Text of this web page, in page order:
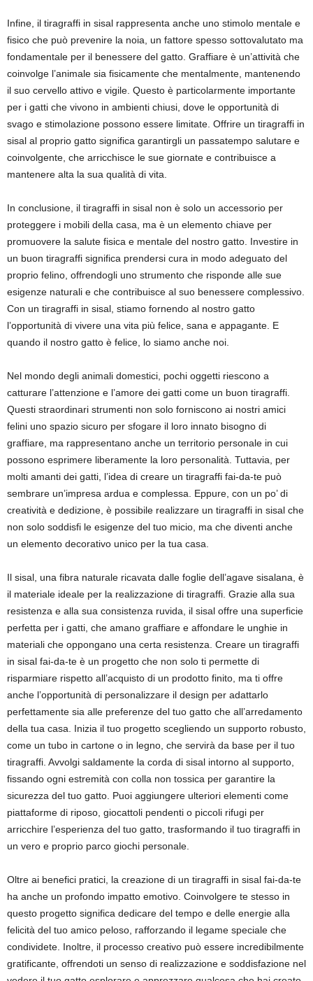
Infine, il tiragraffi in sisal rappresenta anche uno stimolo mentale e
fisico che può prevenire la noia, un fattore spesso sottovalutato ma
fondamentale per il benessere del gatto. Graffiare è un’attività che
coinvolge l’animale sia fisicamente che mentalmente, mantenendo
il suo cervello attivo e vigile. Questo è particolarmente importante
per i gatti che vivono in ambienti chiusi, dove le opportunità di
svago e stimolazione possono essere limitate. Offrire un tiragraffi in
sisal al proprio gatto significa garantirgli un passatempo salutare e
coinvolgente, che arricchisce le sue giornate e contribuisce a
mantenere alta la sua qualità di vita.
In conclusione, il tiragraffi in sisal non è solo un accessorio per
proteggere i mobili della casa, ma è un elemento chiave per
promuovere la salute fisica e mentale del nostro gatto. Investire in
un buon tiragraffi significa prendersi cura in modo adeguato del
proprio felino, offrendogli uno strumento che risponde alle sue
esigenze naturali e che contribuisce al suo benessere complessivo.
Con un tiragraffi in sisal, stiamo fornendo al nostro gatto
l’opportunità di vivere una vita più felice, sana e appagante. E
quando il nostro gatto è felice, lo siamo anche noi.
Nel mondo degli animali domestici, pochi oggetti riescono a
catturare l’attenzione e l’amore dei gatti come un buon tiragraffi.
Questi straordinari strumenti non solo forniscono ai nostri amici
felini uno spazio sicuro per sfogare il loro innato bisogno di
graffiare, ma rappresentano anche un territorio personale in cui
possono esprimere liberamente la loro personalità. Tuttavia, per
molti amanti dei gatti, l’idea di creare un tiragraffi fai-da-te può
sembrare un’impresa ardua e complessa. Eppure, con un po’ di
creatività e dedizione, è possibile realizzare un tiragraffi in sisal che
non solo soddisfi le esigenze del tuo micio, ma che diventi anche
un elemento decorativo unico per la tua casa.
Il sisal, una fibra naturale ricavata dalle foglie dell’agave sisalana, è
il materiale ideale per la realizzazione di tiragraffi. Grazie alla sua
resistenza e alla sua consistenza ruvida, il sisal offre una superficie
perfetta per i gatti, che amano graffiare e affondare le unghie in
materiali che oppongano una certa resistenza. Creare un tiragraffi
in sisal fai-da-te è un progetto che non solo ti permette di
risparmiare rispetto all’acquisto di un prodotto finito, ma ti offre
anche l’opportunità di personalizzare il design per adattarlo
perfettamente sia alle preferenze del tuo gatto che all’arredamento
della tua casa. Inizia il tuo progetto scegliendo un supporto robusto,
come un tubo in cartone o in legno, che servirà da base per il tuo
tiragraffi. Avvolgi saldamente la corda di sisal intorno al supporto,
fissando ogni estremità con colla non tossica per garantire la
sicurezza del tuo gatto. Puoi aggiungere ulteriori elementi come
piattaforme di riposo, giocattoli pendenti o piccoli rifugi per
arricchire l’esperienza del tuo gatto, trasformando il tuo tiragraffi in
un vero e proprio parco giochi personale.
Oltre ai benefici pratici, la creazione di un tiragraffi in sisal fai-da-te
ha anche un profondo impatto emotivo. Coinvolgere te stesso in
questo progetto significa dedicare del tempo e delle energie alla
felicità del tuo amico peloso, rafforzando il legame speciale che
condividete. Inoltre, il processo creativo può essere incredibilmente
gratificante, offrendoti un senso di realizzazione e soddisfazione nel